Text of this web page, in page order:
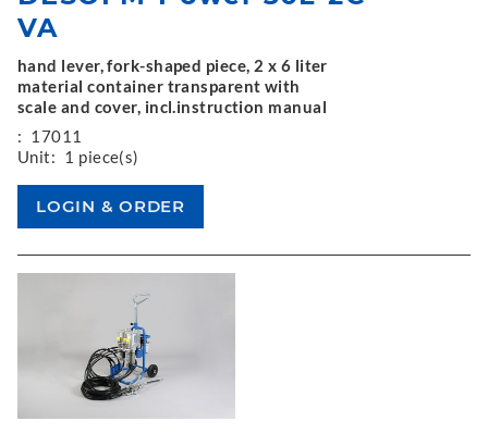
VA
hand lever, fork-shaped piece, 2 x 6 liter
material container transparent with
scale and cover, incl.instruction manual
: 17011
Unit: 1 piece(s)